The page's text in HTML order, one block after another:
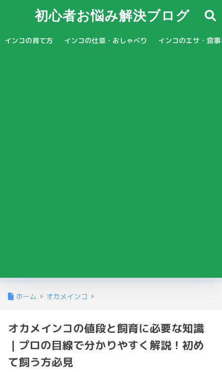
初心者お悩み解決ブログ
インコの育て方 インコの仕草・おしゃべり インコのエサ・食事
ホーム オカメインコ
オカメインコの値段と飼育に必要な知識
｜プロの目線で分かりやすく解説！初め
て飼う方必見